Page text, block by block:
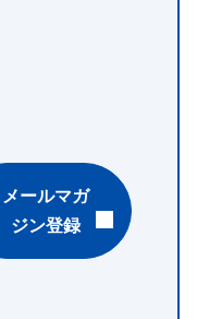
メールマガ
ジン登録